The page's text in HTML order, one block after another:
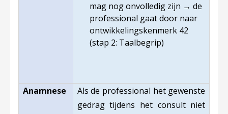
mag nog onvolledig zijn → de
professional gaat door naar
ontwikkelingskenmerk 42
(stap 2: Taalbegrip)
Anamnese
Als de professional het gewenste
gedrag tijdens het consult niet